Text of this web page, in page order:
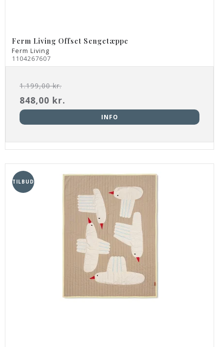
Ferm Living Offset Sengetæppe
Ferm Living
1104267607
1.199,00 kr.
848,00 kr.
INFO
TILBUD